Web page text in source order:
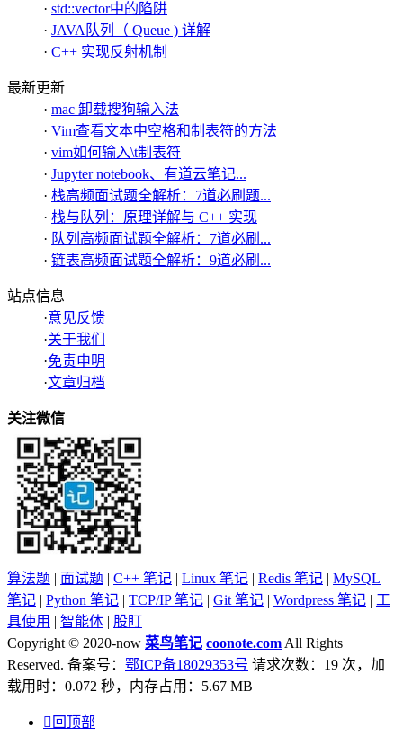
· std::vector中的陷阱
· JAVA队列（ Queue ) 详解
· C++ 实现反射机制
最新更新
· mac 卸载搜狗输入法
· Vim查看文本中空格和制表符的方法
· vim如何输入\t制表符
· Jupyter notebook、有道云笔记...
· 栈高频面试题全解析：7道必刷题...
· 栈与队列：原理详解与 C++ 实现
· 队列高频面试题全解析：7道必刷...
· 链表高频面试题全解析：9道必刷...
站点信息
·意见反馈
·关于我们
·免责申明
·文章归档
关注微信
算法题 | 面试题 | C++ 笔记 | Linux 笔记 | Redis 笔记 | MySQL
笔记 | Python 笔记 | TCP/IP 笔记 | Git 笔记 | Wordpress 笔记 | 工
具使用 | 智能体 | 股盯
Copyright © 2020-now 菜鸟笔记 coonote.com All Rights
Reserved. 备案号： 鄂ICP备18029353号 请求次数：19 次，加
载用时：0.072 秒，内存占用：5.67 MB
 回顶部